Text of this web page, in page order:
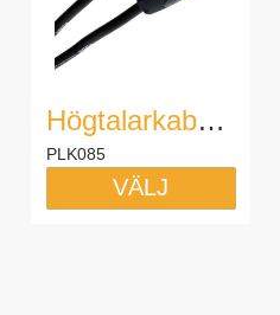
Högtalarkabel Speakon 10m Elite
PLK085
VÄLJ